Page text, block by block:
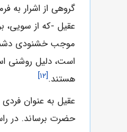
گروهی از اشرار به
عقیل -که از سویی،
موجب خشنودی
است، دلیل روشنی
هستند.[۱۲]
عقیل به عنوان
حضرت برساند. در